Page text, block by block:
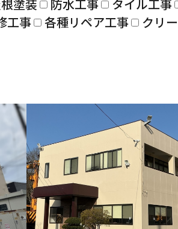
塗装
防水工事 タイル工事
工事
各種リペア工事 クリ